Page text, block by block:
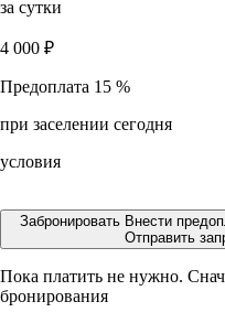
за сутки
4 000 ₽
Предоплата 15 %
при заселении сегодня
условия
Забронировать Внести
Отправить
Пока платить не нужно.
бронирования